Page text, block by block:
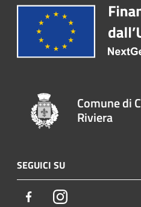
Comune di
Riviera
SEGUICI SU
FacebookInstagram